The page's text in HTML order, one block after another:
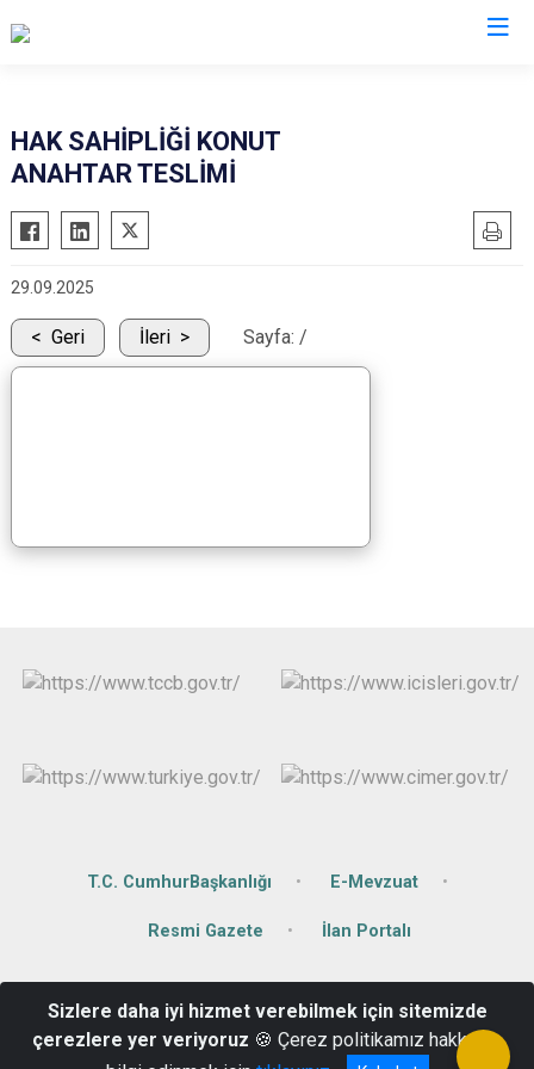
Araban
İslahiye
Nizip
Nurdağı
Oğuzeli
HAK SAHİPLİĞİ KONUT
ANAHTAR TESLİMİ
29.09.2025
Geri İleri Sayfa: /
T.C. CumhurBaşkanlığı E-Mevzuat
Resmi Gazete İlan Portalı
Şehitkamil/Gaziantep
Tlf: 0342 325 25 95 Faks:0342 325 25 94
Sizlere daha iyi hizmet verebilmek için sitemizde
çerezlere yer veriyoruz 🍪 Çerez politikamız hakkında